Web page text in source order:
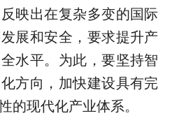
映出在复杂多变的国际
展和安全，要求提升产
水平。为此，要坚持智
方向，加快建设具有完
的现代化产业体系。